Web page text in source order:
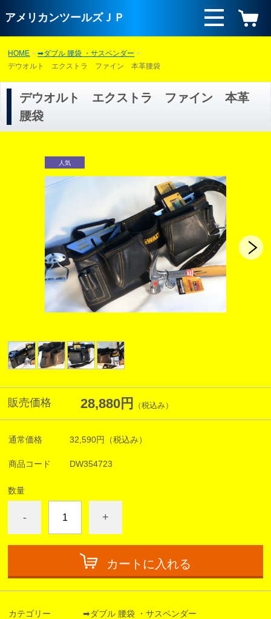
アメリカンツールズＪＰ
HOME
➡ダブル 腰袋 ・サスペンダー
デウオルト エクストラ ファイン 本革腰袋
デウオルト エクストラ ファイン 本革
腰袋
販売価格 28,880円 （税込み）
通常価格 32,590円 （税込み）
商品コード DW354723
数量
- +
カートに入れる
カテゴリー ➡ダブル 腰袋 ・サスペンダー